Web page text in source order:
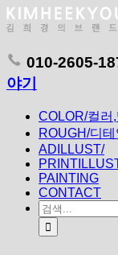
010-2605-
야기
COLOR/컬러,
ROUGH/디테
ADILLUST/
PAINTING
CONTACT